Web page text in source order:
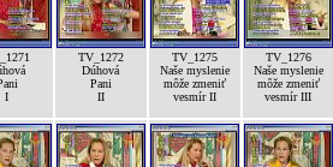
I
TV_1272
Dúhová
Pani
II
TV_1275
Naše myslenie
môže zmeniť
vesmír II
TV_1276
Naše myslenie
môže zmeniť
vesmír III